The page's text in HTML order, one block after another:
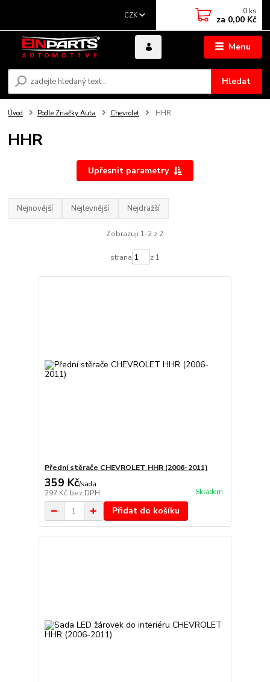
Menu
CZK
Hledat
0 ks
za 0,00 Kč
Úvod Podle Značky Auta Chevrolet HHR
HHR
Upřesnit parametry
Nejnovější Nejlevnější Nejdražší
Zobrazuji 1-2 z 2
strana z 1
Přední stěrače CHEVROLET HHR (2006-2011)
359 Kč/sada
297 Kč bez DPH Skladem
Přidat do košíku